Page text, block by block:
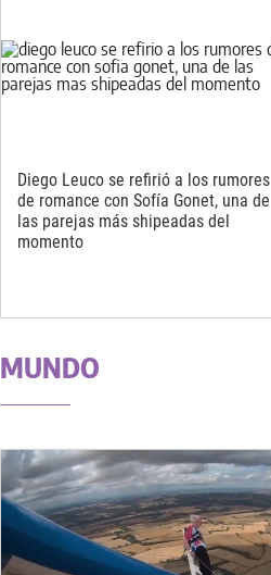
Diego Leuco se refirió a los rumores
de romance con Sofía Gonet, una de
las parejas más shipeadas del
momento
MUNDO